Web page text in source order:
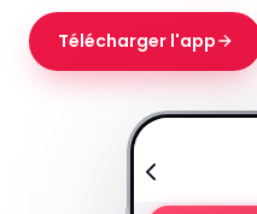
Télécharger l'app